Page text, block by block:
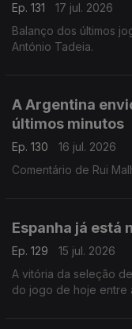
Ep. 131
17 jul. 2026
Balanço dos últimos
António Tadeia.
A Argentina
últimos minutos
Ep. 130
16 jul. 2026
Comentário de Rui
Espanha já está
Ep. 129
15 jul. 2026
A vitória da seleção
do jogo de hoje entre